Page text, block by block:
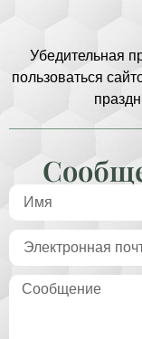
Убедительная
пользоваться